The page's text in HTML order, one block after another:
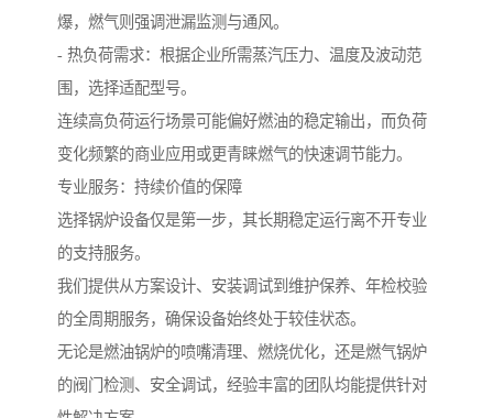
爆，燃气则强调泄漏监测与通风。
- 热负荷需求：根据企业所需蒸汽压力、温度及波动范
围，选择适配型号。
连续高负荷运行场景可能偏好燃油的稳定输出，而负荷
变化频繁的商业应用或更青睐燃气的快速调节能力。
专业服务：持续价值的保障
选择锅炉设备仅是第一步，其长期稳定运行离不开专业
的支持服务。
我们提供从方案设计、安装调试到维护保养、年检校验
的全周期服务，确保设备始终处于较佳状态。
无论是燃油锅炉的喷嘴清理、燃烧优化，还是燃气锅炉
的阀门检测、安全调试，经验丰富的团队均能提供针对